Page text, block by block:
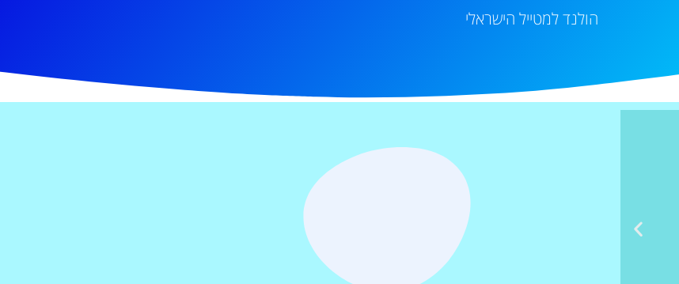
הולנד למטייל הישראלי